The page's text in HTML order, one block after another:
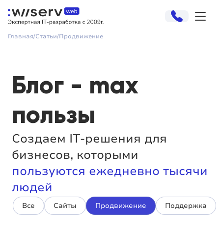
Главная Статьи Продвижение
Блог - max
пользы
Создаем IT-решения для
бизнесов, которыми
пользуются ежедневно тысячи
людей
Все Сайты Продвижение Поддержка